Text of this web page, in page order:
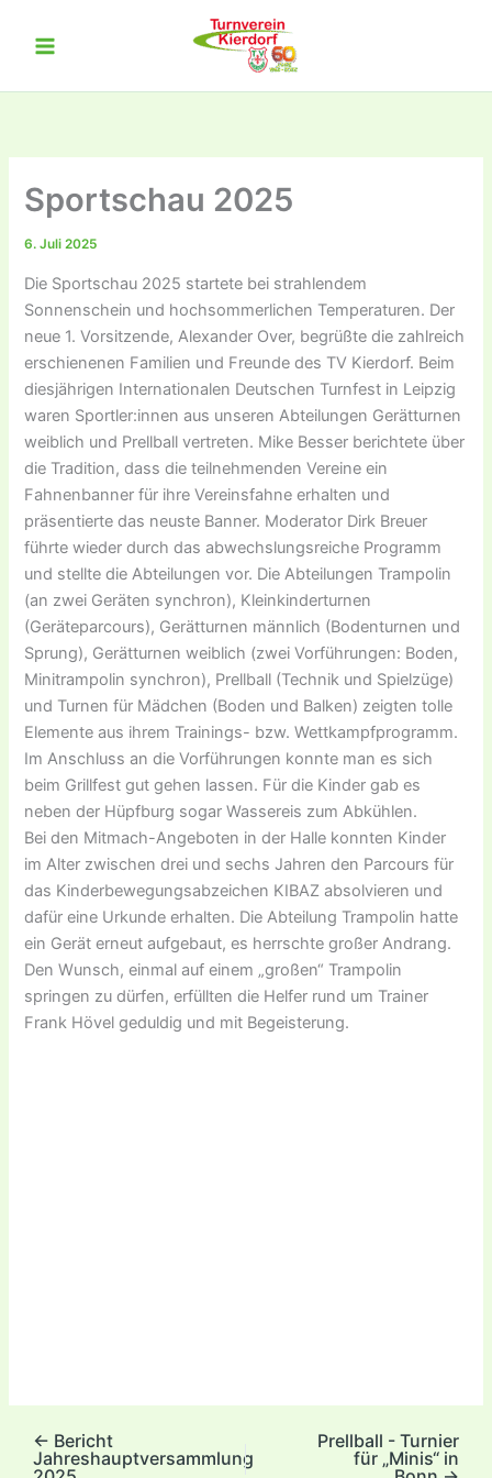
Inhalt
Sportschau 2025
6. Juli 2025
Die Sportschau 2025 startete bei strahlendem
Sonnenschein und hochsommerlichen Temperaturen. Der
neue 1. Vorsitzende, Alexander Over, begrüßte die zahlreich
erschienenen Familien und Freunde des TV Kierdorf. Beim
diesjährigen Internationalen Deutschen Turnfest in Leipzig
waren Sportler:innen aus unseren Abteilungen Gerätturnen
weiblich und Prellball vertreten. Mike Besser berichtete über
die Tradition, dass die teilnehmenden Vereine ein
Fahnenbanner für ihre Vereinsfahne erhalten und
präsentierte das neuste Banner. Moderator Dirk Breuer
führte wieder durch das abwechslungsreiche Programm
und stellte die Abteilungen vor. Die Abteilungen Trampolin
(an zwei Geräten synchron), Kleinkinderturnen
(Geräteparcours), Gerätturnen männlich (Bodenturnen und
Sprung), Gerätturnen weiblich (zwei Vorführungen: Boden,
Minitrampolin synchron), Prellball (Technik und Spielzüge)
und Turnen für Mädchen (Boden und Balken) zeigten tolle
Elemente aus ihrem Trainings- bzw. Wettkampfprogramm.
Im Anschluss an die Vorführungen konnte man es sich
beim Grillfest gut gehen lassen. Für die Kinder gab es
neben der Hüpfburg sogar Wassereis zum Abkühlen.
Bei den Mitmach-Angeboten in der Halle konnten Kinder
im Alter zwischen drei und sechs Jahren den Parcours für
das Kinderbewegungsabzeichen KIBAZ absolvieren und
dafür eine Urkunde erhalten. Die Abteilung Trampolin hatte
ein Gerät erneut aufgebaut, es herrschte großer Andrang.
Den Wunsch, einmal auf einem „großen“ Trampolin
springen zu dürfen, erfüllten die Helfer rund um Trainer
Frank Hövel geduldig und mit Begeisterung.
← Bericht
Jahreshauptversammlung
Prellball - Turnier
für „Minis“ in